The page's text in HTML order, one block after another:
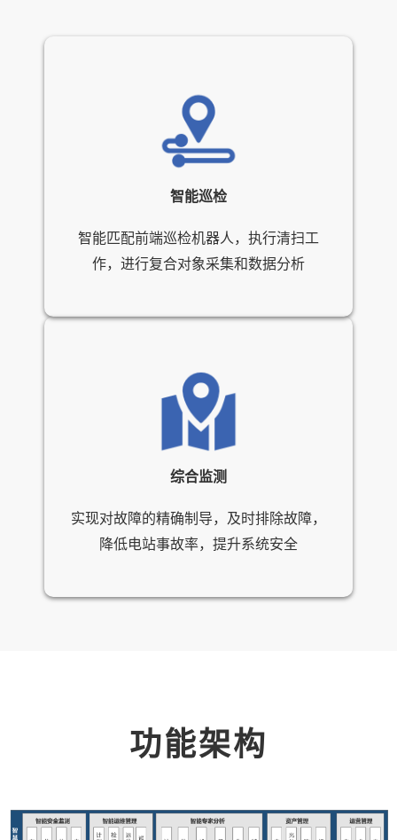
智能巡检
智能匹配前端巡检机器人，执行清扫工
作，进行复合对象采集和数据分析
综合监测
实现对故障的精确制导，及时排除故障，
降低电站事故率，提升系统安全
功能架构